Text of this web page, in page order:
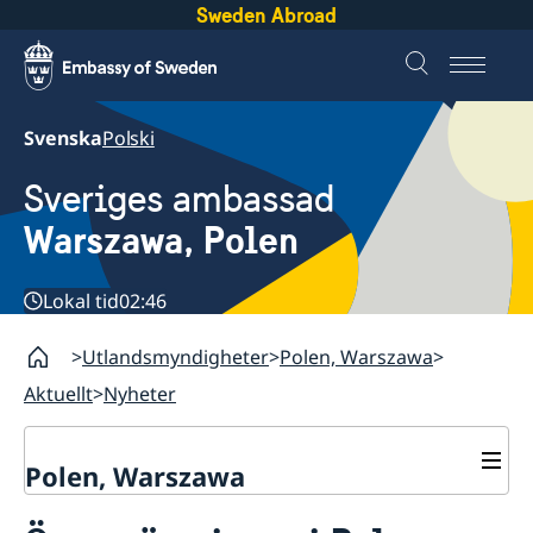
Sweden Abroad
SvenskaPolski
Sveriges ambassad
Warszawa, Polen
Lokal tid02:46
Utlandsmyndigheter Polen, Warszawa
Aktuellt Nyheter
Polen, Warszawa